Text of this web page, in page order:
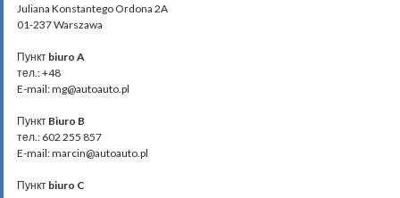
Juliana Konstantego Ordona 2A
01-237 Warszawa
Пункт biuro A
тел.: +48
E-mail: mg@autoauto.pl
Пункт Biuro B
тел.: 602 255 857
E-mail: marcin@autoauto.pl
Пункт biuro C